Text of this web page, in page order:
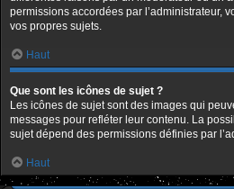
permissions accordées par l’administrateur,
vos propres sujets.
Haut
Que sont les icônes de sujet ?
Les icônes de sujet sont des images qui
messages pour refléter leur contenu. La
sujet dépend des permissions définies par
Haut